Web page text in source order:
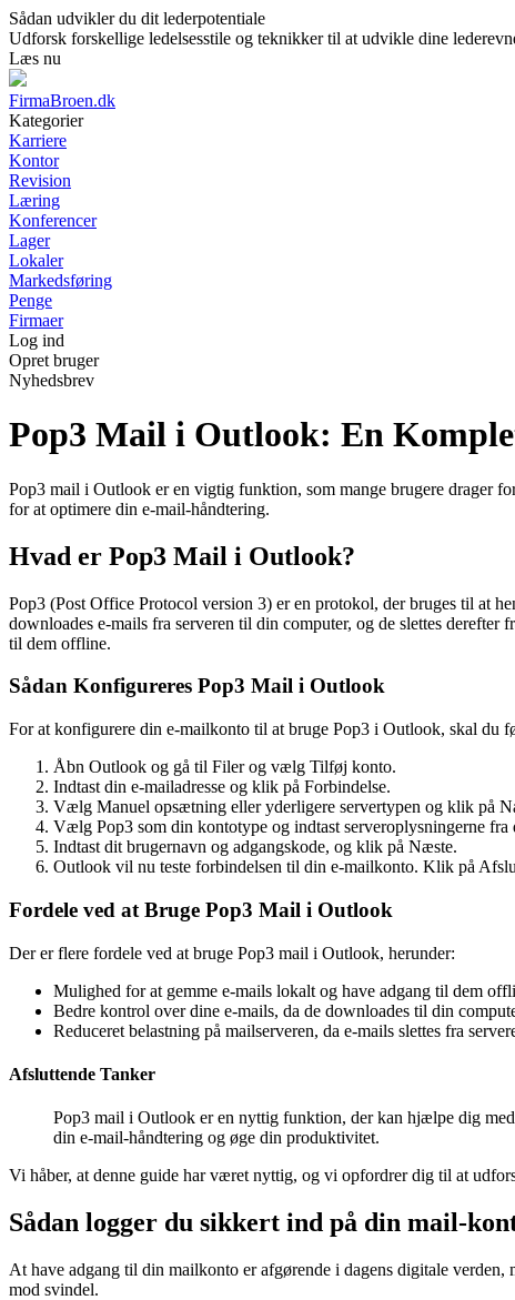
Sådan udvikler du dit lederpotentiale
Udforsk forskellige ledelsesstile og teknikker til at udvikle dine
Læs nu
FirmaBroen.dk
Kategorier
Karriere
Kontor
Revision
Læring
Konferencer
Lager
Lokaler
Markedsføring
Penge
Firmaer
Log ind
Opret bruger
Nyhedsbrev
Pop3 Mail i Outlook: En
Pop3 mail i Outlook er en vigtig funktion, som mange brugere drager
for at optimere din e-mail-håndtering.
Hvad er Pop3 Mail i Outlook?
Pop3 (Post Office Protocol version 3) er en protokol, der bruges til at
downloades e-mails fra serveren til din computer, og de slettes
til dem offline.
Sådan Konfigureres Pop3 Mail i Outlook
For at konfigurere din e-mailkonto til at bruge Pop3 i Outlook, skal du
Åbn Outlook og gå til Filer og vælg Tilføj konto.
Indtast din e-mailadresse og klik på Forbindelse.
Vælg Manuel opsætning eller yderligere servertypen og klik på
Vælg Pop3 som din kontotype og indtast serveroplysningerne fra
Indtast dit brugernavn og adgangskode, og klik på Næste.
Outlook vil nu teste forbindelsen til din e-mailkonto. Klik på
Fordele ved at Bruge Pop3 Mail i Outlook
Der er flere fordele ved at bruge Pop3 mail i Outlook, herunder:
Mulighed for at gemme e-mails lokalt og have adgang til dem
Bedre kontrol over dine e-mails, da de downloades til din
Reduceret belastning på mailserveren, da e-mails slettes fra
Afsluttende Tanker
Pop3 mail i Outlook er en nyttig funktion, der kan hjælpe dig
din e-mail-håndtering og øge din produktivitet.
Vi håber, at denne guide har været nyttig, og vi opfordrer dig til at
Sådan logger du sikkert ind på din mail-
At have adgang til din mailkonto er afgørende i dagens digitale
mod svindel.